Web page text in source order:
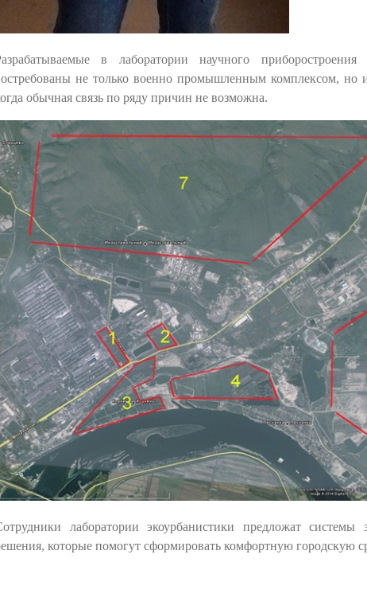
в лаборатории научного
не только военно промышленным комплексом, но
обычная связь по ряду причин не возможна.
лаборатории экоурбанистики предложат
которые помогут сформировать комфортную городскую